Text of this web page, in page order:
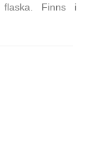
Finns i